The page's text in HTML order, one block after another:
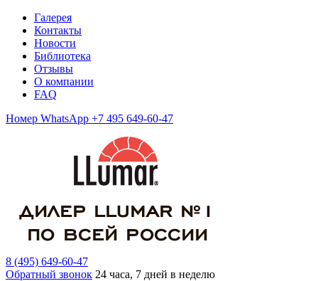
Галерея
Контакты
Новости
Библиотека
Отзывы
О компании
FAQ
Номер WhatsApp +7 495 649-60-47
8 (495) 649-60-47
Обратный звонок 24 часа, 7 дней в неделю